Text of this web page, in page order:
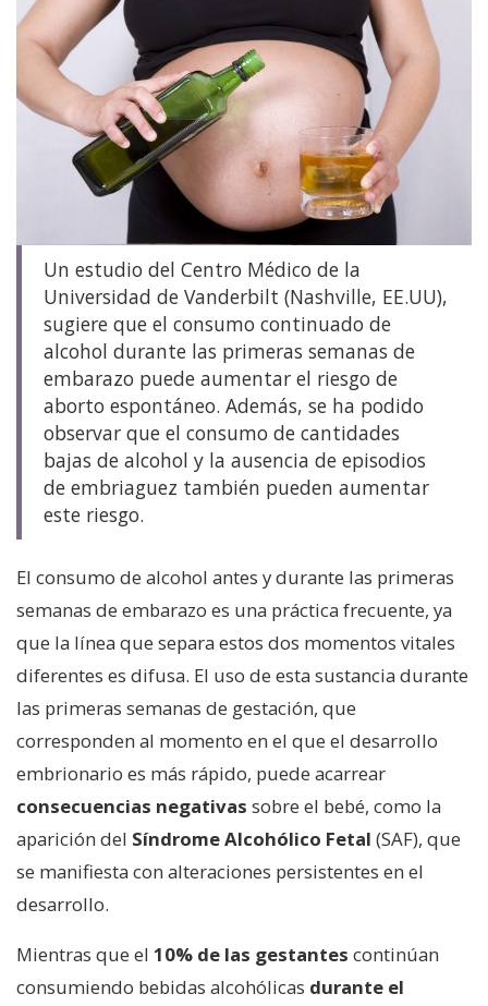
Un estudio del Centro Médico de la
Universidad de Vanderbilt (Nashville, EE.UU),
sugiere que el consumo continuado de
alcohol durante las primeras semanas de
embarazo puede aumentar el riesgo de
aborto espontáneo. Además, se ha podido
observar que el consumo de cantidades
bajas de alcohol y la ausencia de episodios
de embriaguez también pueden aumentar
este riesgo.
El consumo de alcohol antes y durante las primeras
semanas de embarazo es una práctica frecuente, ya
que la línea que separa estos dos momentos vitales
diferentes es difusa. El uso de esta sustancia durante
las primeras semanas de gestación, que
corresponden al momento en el que el desarrollo
embrionario es más rápido, puede acarrear
consecuencias negativas sobre el bebé, como la
aparición del Síndrome Alcohólico Fetal (SAF), que
se manifiesta con alteraciones persistentes en el
desarrollo.
Mientras que el 10% de las gestantes continúan
consumiendo bebidas alcohólicas durante el